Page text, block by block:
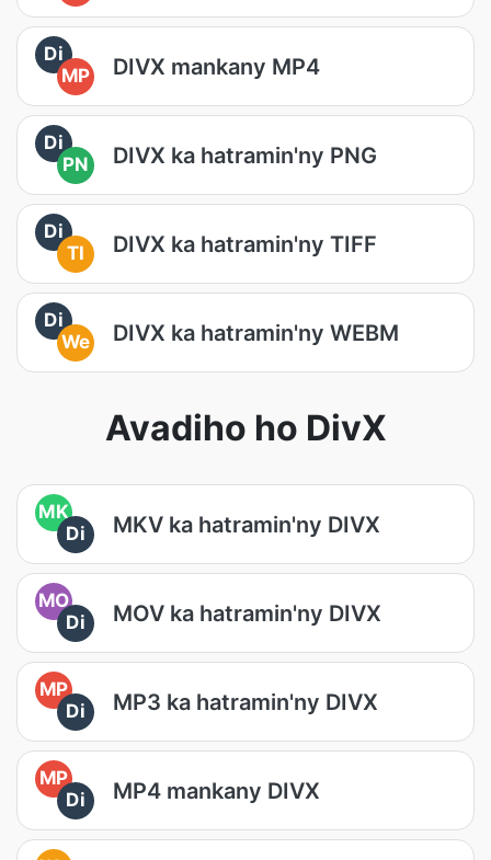
Di
MP
DIVX mankany MP4
Di
PN
DIVX ka hatramin'ny PNG
Di
TI
DIVX ka hatramin'ny TIFF
Di
We
DIVX ka hatramin'ny WEBM
Avadiho ho DivX
MK
Di
MKV ka hatramin'ny DIVX
MO
Di
MOV ka hatramin'ny DIVX
MP
Di
MP3 ka hatramin'ny DIVX
MP
Di
MP4 mankany DIVX